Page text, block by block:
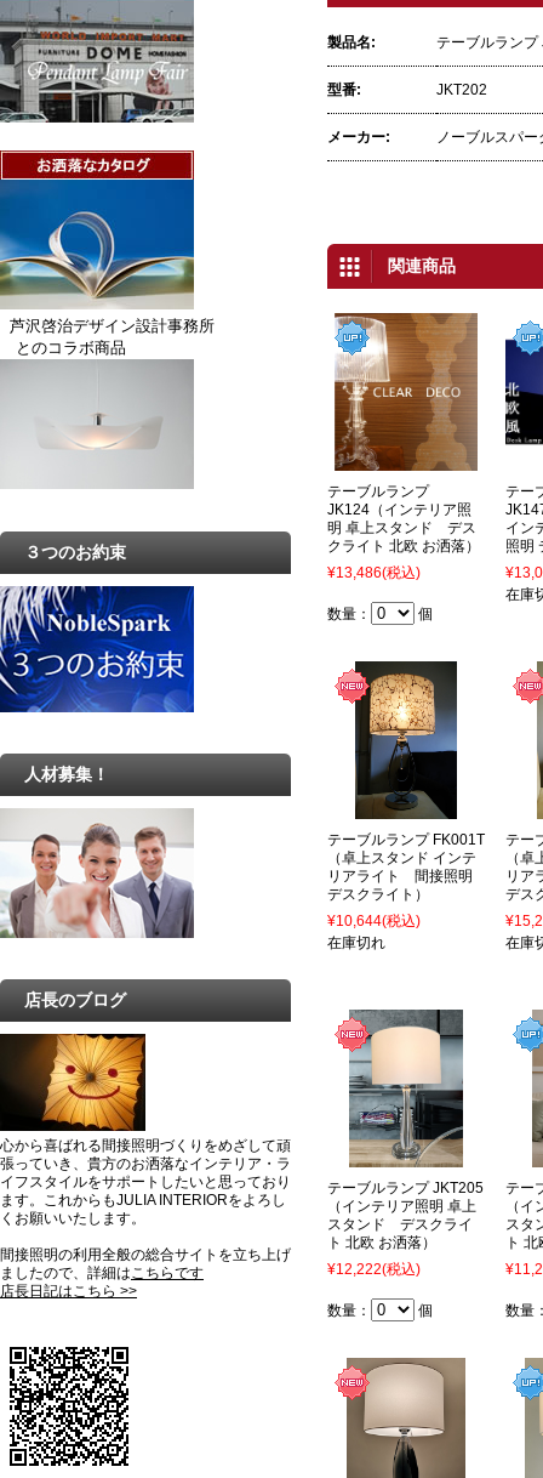
製品名: テーブルラン
型番: JKT202
メーカー: ノーブルスパー
関連商品
テーブルランプ
JK124（インテリア照
明 卓上スタンド デス
クライト 北欧 お洒落）
¥13,486(税込)
数量： 個
テー
イン
照明
在庫
テーブルランプ FK001T
（卓上スタンド インテ
リアライト 間接照明
デスクライト）
¥10,644(税込)
在庫切れ
テー
（
リア
デス
在庫
テーブルランプ JKT205
（インテリア照明 卓上
スタンド デスクライ
ト 北欧 お洒落）
¥12,222(税込)
数量： 個
テー
（
スタ
ト
数量
芦沢啓治デザイン設計事務所
とのコラボ商品
３つのお約束
人材募集！
店長のブログ
心から喜ばれる間接照明づくりをめざして頑
張っていき、貴方のお洒落なインテリア・ラ
イフスタイルをサポートしたいと思っており
ます。これからもJULIA INTERIORをよろし
くお願いいたします。
間接照明の利用全般の総合サイトを立ち上げ
ましたので、詳細はこちらです
店長日記はこちら >>